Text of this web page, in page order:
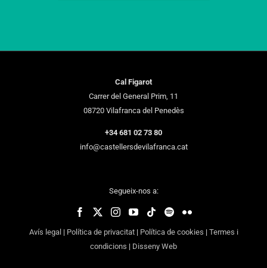
Cal Figarot
Carrer del General Prim, 11
08720 Vilafranca del Penedès
+34 681 02 73 80
info@castellersdevilafranca.cat
Segueix-nos a:
Avís legal | Política de privacitat| Política de cookies | Termes i
condicions | Disseny Web